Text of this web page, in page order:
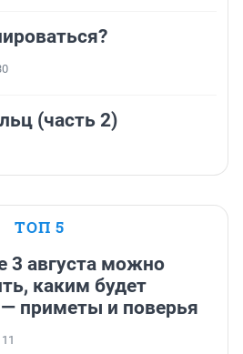
(часть 2)
ТОП 5
3 августа можно
каким будет
приметы и поверья
11